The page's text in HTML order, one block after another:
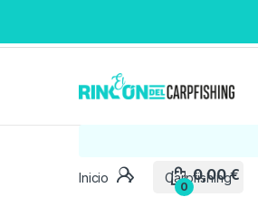
Inicio Carpfishing